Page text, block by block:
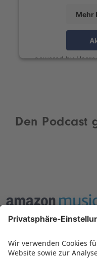
Mehr
powered by
Den Podcast